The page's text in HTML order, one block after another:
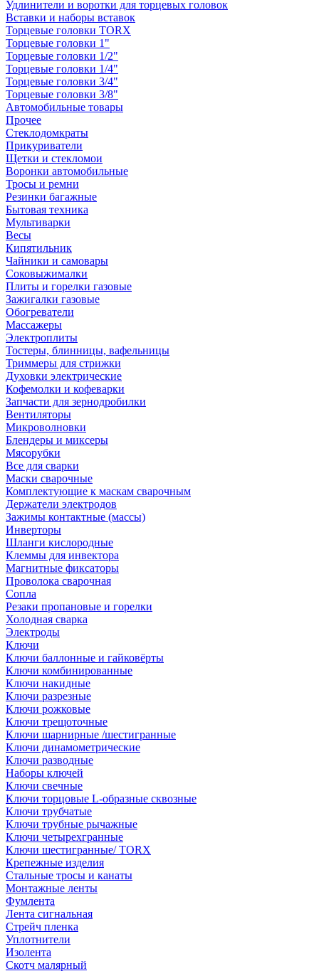
Удлинители и воротки для торцевых головок
Вставки и наборы вставок
Торцевые головки TORX
Торцевые головки 1"
Торцевые головки 1/2"
Торцевые головки 1/4"
Торцевые головки 3/4"
Торцевые головки 3/8"
Автомобильные товары
Прочее
Стеклодомкраты
Прикуриватели
Щетки и стекломои
Воронки автомобильные
Тросы и ремни
Резинки багажные
Бытовая техника
Мультиварки
Весы
Кипятильник
Чайники и самовары
Соковыжималки
Плиты и горелки газовые
Зажигалки газовые
Обогреватели
Массажеры
Электроплиты
Тостеры, блинницы, вафельницы
Триммеры для стрижки
Духовки электрические
Кофемолки и кофеварки
Запчасти для зернодробилки
Вентиляторы
Микроволновки
Блендеры и миксеры
Мясорубки
Все для сварки
Маски сварочные
Комплектующие к маскам сварочным
Держатели электродов
Зажимы контактные (массы)
Инверторы
Шланги кислородные
Клеммы для инвектора
Магнитные фиксаторы
Проволока сварочная
Сопла
Резаки пропановые и горелки
Холодная сварка
Электроды
Ключи
Ключи баллонные и гайковёрты
Ключи комбинированные
Ключи накидные
Ключи разрезные
Ключи рожковые
Ключи трещоточные
Ключи шарнирные /шестигранные
Ключи динамометрические
Ключи разводные
Наборы ключей
Ключи свечные
Ключи торцовые L-образные сквозные
Ключи трубчатые
Ключи трубные рычажные
Ключи четырехгранные
Ключи шестигранные/ TORX
Крепежные изделия
Стальные тросы и канаты
Монтажные ленты
Фумлента
Лента сигнальная
Стрейч пленка
Уплотнители
Изолента
Скотч малярный